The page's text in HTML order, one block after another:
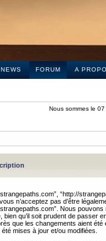
NEWS FORUM A
Nous sommes le
“http://
n’acceptez pas d’être
Nous pouvons
qu’il soit prudent de passer
que les changements aient été
mises à jour et/ou modifiées.